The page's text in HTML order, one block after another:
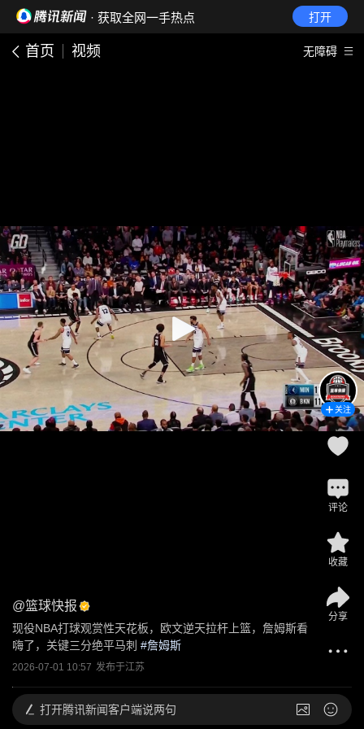
· 获取全网一手热点 打开
首页 视频 无障碍
@篮球快报
现役NBA打球观赏性天花板，欧文逆天拉杆上篮，詹姆斯看
嗨了，关键三分绝平马刺 #詹姆斯
2026-07-01 10:57 发布于江苏
关注
评论
收藏
分享
打开腾讯新闻客户端说两句